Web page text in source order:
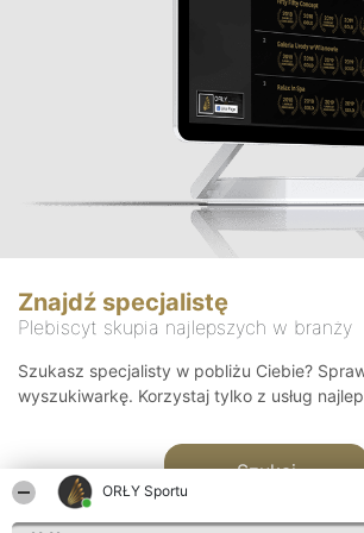
ORŁY Sportu
Znajdź specjalistę
Plebiscyt skupia najlepszych w branży
Szukasz specjalisty w pobliżu Ciebie?
wyszukiwarkę. Korzystaj tylko z usług
Szukaj